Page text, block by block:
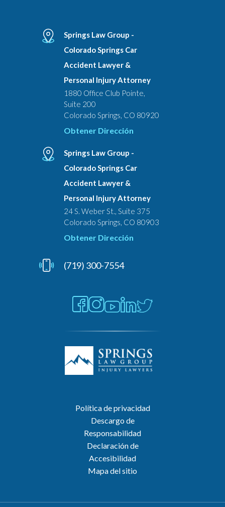
Springs Law Group -
Colorado Springs Car
Accident Lawyer &
Personal Injury Attorney
1880 Office Club Pointe,
Suite 200
Colorado Springs, CO 80920
Obtener Dirección
Springs Law Group -
Colorado Springs Car
Accident Lawyer &
Personal Injury Attorney
24 S. Weber St., Suite 375
Colorado Springs, CO 80903
Obtener Dirección
(719) 300-7554
Política de privacidad
Descargo de
Responsabilidad
Declaración de
Accesibilidad
Mapa del sitio